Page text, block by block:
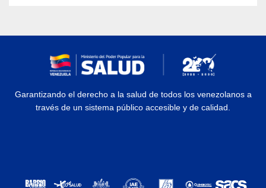
Garantizando el derecho a la salud de todos los venezolanos a
través de un sistema público accesible y de calidad.